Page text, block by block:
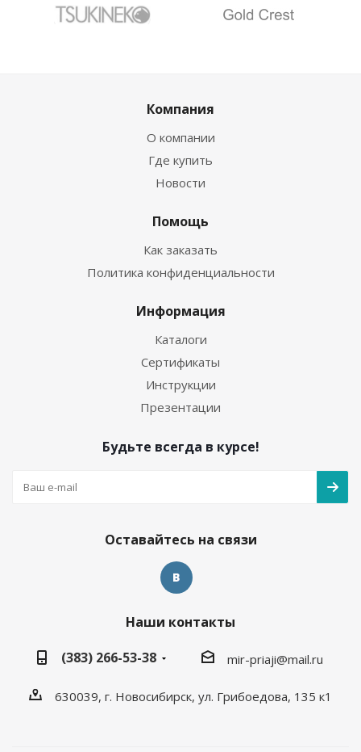
Компания
О компании
Где купить
Новости
Помощь
Как заказать
Политика конфиденциальности
Информация
Каталоги
Сертификаты
Инструкции
Презентации
Будьте всегда в курсе!
Оставайтесь на связи
Наши контакты
(383) 266-53-38
mir-priaji@mail.ru
630039, г. Новосибирск, ул. Грибоедова, 135 к1